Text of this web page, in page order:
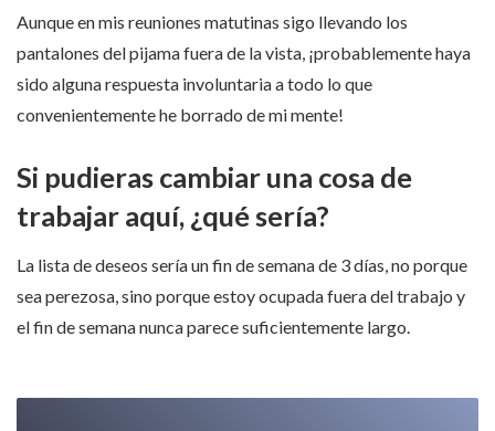
Aunque en mis reuniones matutinas sigo llevando los
pantalones del pijama fuera de la vista, ¡probablemente haya
sido alguna respuesta involuntaria a todo lo que
convenientemente he borrado de mi mente!
Si pudieras cambiar una cosa de
trabajar aquí, ¿qué sería?
La lista de deseos sería un fin de semana de 3 días, no porque
sea perezosa, sino porque estoy ocupada fuera del trabajo y
el fin de semana nunca parece suficientemente largo.